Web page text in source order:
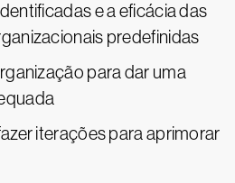
e a eficácia das
predefinidas
para dar uma
iterações para aprimorar